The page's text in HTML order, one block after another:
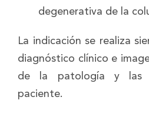
degenerativa de la
La indicación se realiza
diagnóstico clínico e
de la patología y las
paciente.